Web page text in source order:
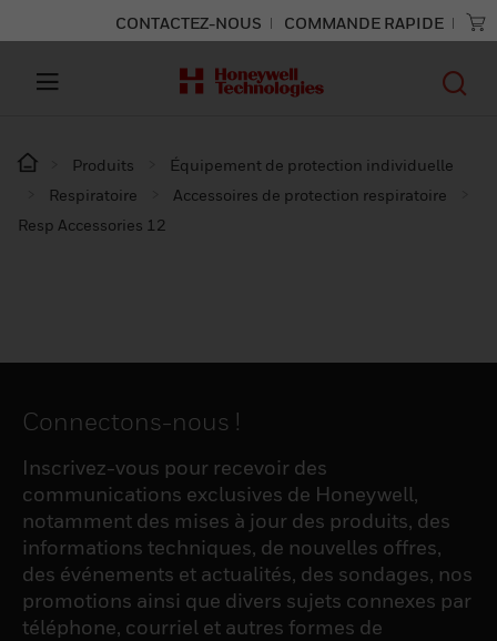
CONTACTEZ-NOUS COMMANDE RAPIDE
Produits
Équipement de protection individuelle
Respiratoire
Accessoires de protection respiratoire
Resp Accessories 12
Connectons-nous !
Inscrivez-vous pour recevoir des
communications exclusives de Honeywell,
notamment des mises à jour des produits, des
informations techniques, de nouvelles offres,
des événements et actualités, des sondages, nos
promotions ainsi que divers sujets connexes par
téléphone, courriel et autres formes de